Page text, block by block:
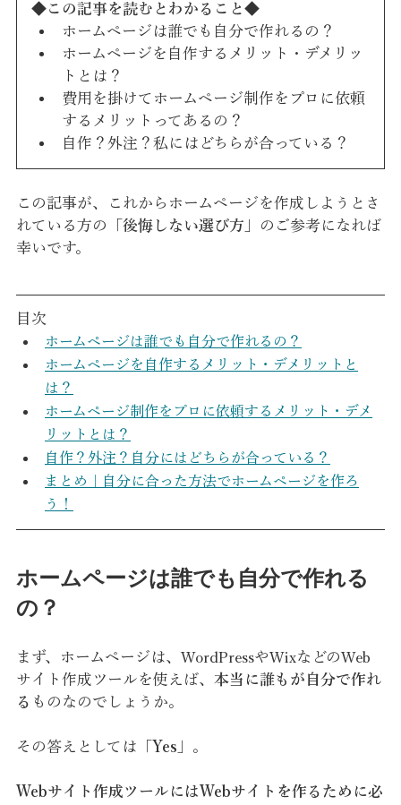
◆この記事を読むとわかること◆
ホームページは誰でも自分で作れるの？
ホームページを自作するメリット・デメリッ
トとは？
費用を掛けてホームページ制作をプロに依頼
するメリットってあるの？
自作？外注？私にはどちらが合っている？
この記事が、これからホームページを作成しようとさ
れている方の「 後悔しない選び方 」のご参考になれば
幸いです。
目次
ホームページは誰でも自分で作れるの？
ホームページを自作するメリット・デメリットと
は？
ホームページ制作をプロに依頼するメリット・デメ
リットとは？
自作？外注？自分にはどちらが合っている？
まとめ｜自分に合った方法でホームページを作ろ
う！
ホームページは誰でも自分で作れる
の？
まず、ホームページは、WordPressやWixなどのWeb
サイト作成ツールを使えば、 本当に誰もが自分で作れ
る ものなのでしょうか。
その答えとしては「 Yes 」。
Webサイト作成ツールにはWebサイトを作るために必